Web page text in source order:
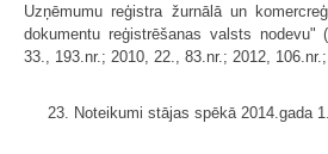
Uzņēmumu reģistra žurnālā un
dokumentu reģistrēšanas valsts nodevu"
33., 193.nr.; 2010, 22., 83.nr.; 2012, 106.nr.;
23. Noteikumi stājas spēkā 2014.gada